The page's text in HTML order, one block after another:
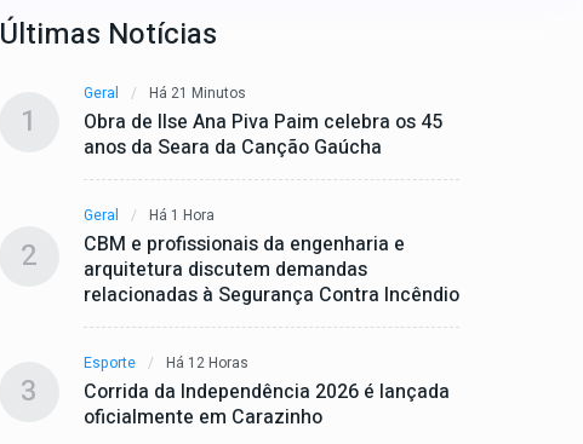
Últimas Notícias
1
Geral Há 21 Minutos
Obra de Ilse Ana Piva Paim celebra os 45
anos da Seara da Canção Gaúcha
2
Geral Há 1 Hora
CBM e profissionais da engenharia e
arquitetura discutem demandas
relacionadas à Segurança Contra Incêndio
3
Esporte Há 12 Horas
Corrida da Independência 2026 é lançada
oficialmente em Carazinho